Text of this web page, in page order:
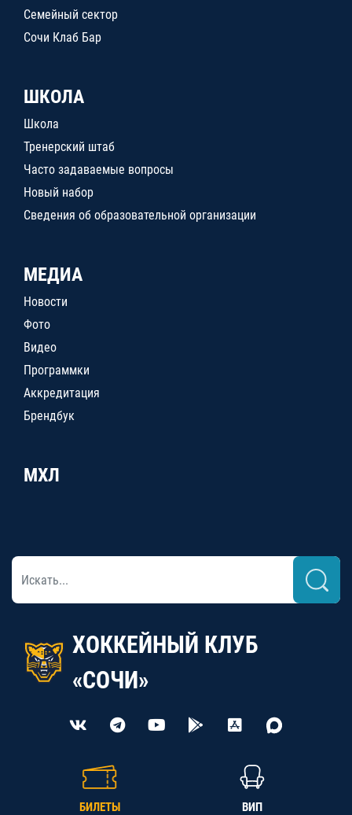
Семейный сектор
Сочи Клаб Бар
ШКОЛА
Школа
Тренерский штаб
Часто задаваемые вопросы
Новый набор
Сведения об образовательной организации
МЕДИА
Новости
Фото
Видео
Программки
Аккредитация
Брендбук
МХЛ
ХОККЕЙНЫЙ КЛУБ
«СОЧИ»
БИЛЕТЫ ВИП